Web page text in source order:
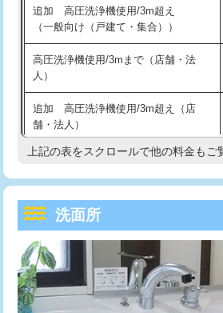
マス交換（深さ50㎝以上）
コンクリート斫り（厚さ10㎝まで）
コンクリート斫り（厚さ10㎝超え）
モルタル補修（厚さ10㎝まで）
モルタル補修（厚さ10㎝超え）
洗面台設置
追加人工
廃棄・処分
※給水管工事は20mmまでの価格です
持込商品取付（混合水栓）
給水管工事※（ホール加工)
給水管工事※（バンド止め)
給水管工事※（支持金具設置)
給水管工事※（保温材使用（バンド止
め込み）)
給水管工事※（土の掘削・埋め戻し作
業)
給水管工事※（塩ビ管（VP・HI）使
用/3ｍまで)
追加 高圧洗浄機使用/3m超え
（一般向け（戸建て・集合））
高圧洗浄機使用/3mまで（店舗・法
人）
追加 高圧洗浄機使用/3m超え（店
舗・法人）
高度高圧洗浄換
トーラー機使用/3mまで
追加トーラー機使用/3m超え
カメラ調査
上記の表をスクロールで他の料金もご
洗面所